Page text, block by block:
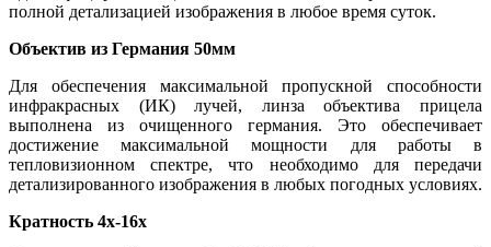
полной детализацией изображения в любое время суток.
Объектив из Германия 50мм
Для обеспечения максимальной пропускной способности
инфракрасных (ИК) лучей, линза объектива прицела
выполнена из очищенного германия. Это обеспечивает
достижение максимальной мощности для работы в
тепловизионном спектре, что необходимо для передачи
детализированного изображения в любых погодных условиях.
Кратность 4x-16x